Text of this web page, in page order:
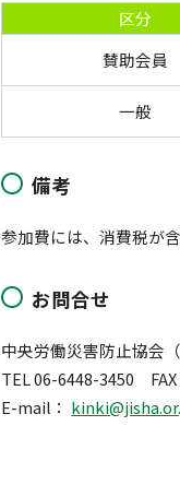
区分
賛助会員
一般
備考
参加費には、消費税が
お問合せ
中央労働災害防止協会
TEL 06-6448-3450
E-mail：